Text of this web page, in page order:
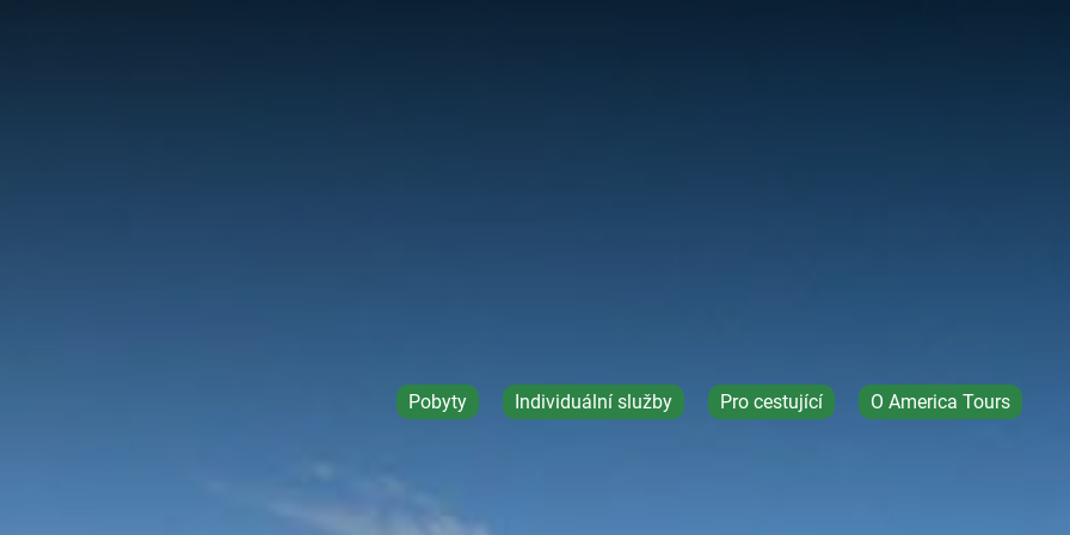
Pobyty Individuální služby Pro cestující O America Tours